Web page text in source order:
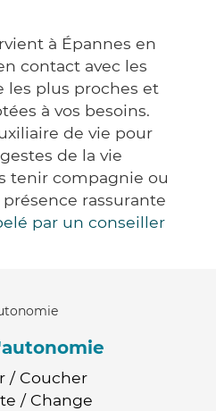
à Épannes en
contact avec les
les plus proches et
à vos besoins.
de vie pour
de la vie
tenir compagnie ou
rassurante
par un conseiller
/ Coucher
/ Change